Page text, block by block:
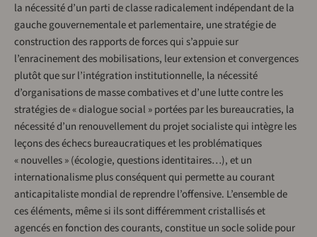
la nécessité d’un parti de classe radicalement indépendant de la
gauche gouvernementale et parlementaire, une stratégie de
construction des rapports de forces qui s’appuie sur
l’enracinement des mobilisations, leur extension et convergences
plutôt que sur l’intégration institutionnelle, la nécessité
d’organisations de masse combatives et d’une lutte contre les
stratégies de « dialogue social » portées par les bureaucraties, la
nécessité d’un renouvellement du projet socialiste qui intègre les
leçons des échecs bureaucratiques et les problématiques
« nouvelles » (écologie, questions identitaires…), et un
internationalisme plus conséquent qui permette au courant
anticapitaliste mondial de reprendre l’offensive. L’ensemble de
ces éléments, même si ils sont différemment cristallisés et
agencés en fonction des courants, constitue un socle solide pour